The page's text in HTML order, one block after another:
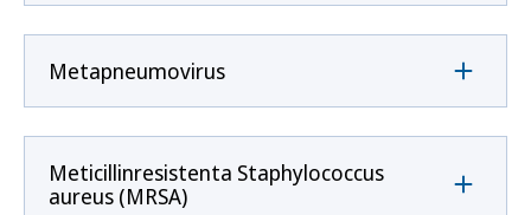
Metapneumovirus
Meticillinresistenta Staphylococcus
aureus (MRSA)